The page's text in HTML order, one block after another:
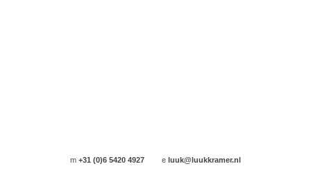
m+31 (0)6 5420 4927 e luuk@luukkramer.nl